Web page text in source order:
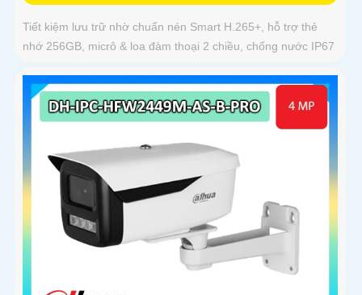
Tiết kiệm lưu trữ nhờ chuẩn nén Smart H.265+, hỗ trợ thẻ
nhớ 256GB, micrô & loa đàm thoại 2 chiều, chống nước IP67